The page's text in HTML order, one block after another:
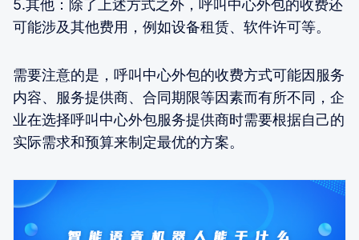
5.其他：除了上述方式之外，呼叫中心外包的收费还
可能涉及其他费用，例如设备租赁、软件许可等。
需要注意的是，呼叫中心外包的收费方式可能因服务
内容、服务提供商、合同期限等因素而有所不同，企
业在选择呼叫中心外包服务提供商时需要根据自己的
实际需求和预算来制定最优的方案。